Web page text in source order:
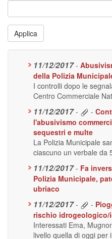
Applica
11/12/2017 -
della Polizia
I controlli dopo le
Centro Commerciale
11/12/2017 - -
l'abusivismo
sequestri e multe
La Polizia Municipale
ciascuno un verbale da
11/12/2017 - Fa
Polizia Municipale,
ubriaco
11/12/2017 - -
rischio idrogeologico/
Interessati Ema,
livello quella di oggi per